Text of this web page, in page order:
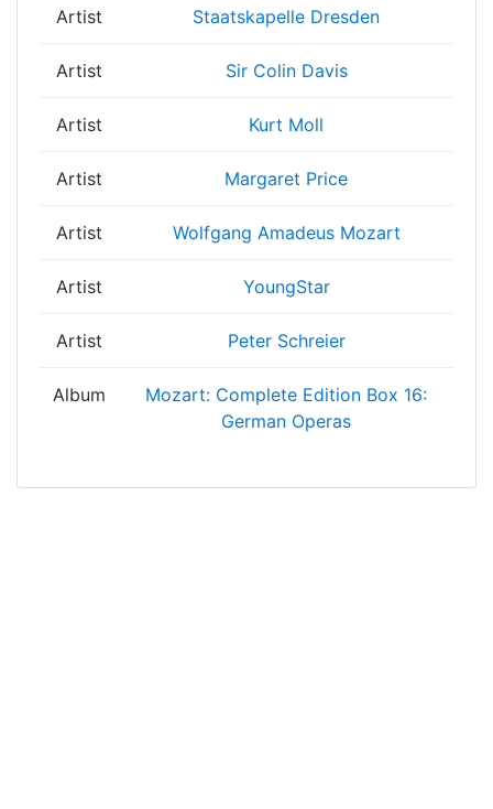
Artist Staatskapelle Dresden
Artist Sir Colin Davis
Artist Kurt Moll
Artist Margaret Price
Artist Wolfgang Amadeus Mozart
Artist YoungStar
Artist Peter Schreier
Album
Mozart: Complete Edition Box 16:
German Operas